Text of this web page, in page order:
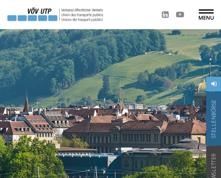
STELLENBÖRSE
NEWSLETTER